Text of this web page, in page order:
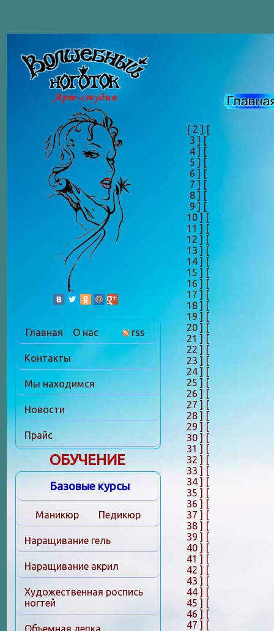
[ 2 ] [
3 ] [
4 ] [
5 ] [
6 ] [
7 ] [
8 ] [
9 ] [
10 ] [
11 ] [
12 ] [
13 ] [
14 ] [
15 ] [
16 ] [
17 ] [
18 ] [
19 ] [
20 ] [
21 ] [
22 ] [
23 ] [
24 ] [
25 ] [
26 ] [
27 ] [
28 ] [
29 ] [
30 ] [
31 ] [
32 ] [
33 ] [
34 ] [
35 ] [
36 ] [
37 ] [
38 ] [
39 ] [
40 ] [
41 ] [
42 ] [
43 ] [
44 ] [
45 ] [
46 ] [
47 ] [
Главная О нас rss
Контакты
Мы находимся
Новости
Прайс
ОБУЧЕНИЕ
Базовые курсы
Маникюр Педикюр
Наращивание гель
Наращивание акрил
Художественная роспись
ногтей
Объемная лепка